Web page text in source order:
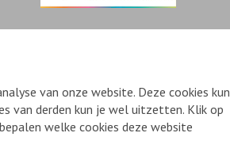
van onze website. Deze cookies kun
van derden kun je wel uitzetten. Klik op
welke cookies deze website